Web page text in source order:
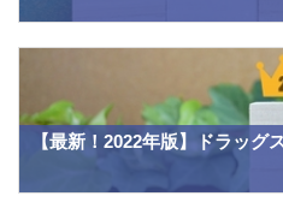
【最新！2022年版】ドラッグ